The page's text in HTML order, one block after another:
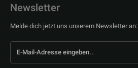
Newsletter
Melde dich jetzt uns unserem Newsletter an: